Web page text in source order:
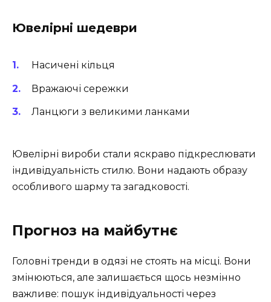
Ювелірні шедеври
Насичені кільця
Вражаючі сережки
Ланцюги з великими ланками
Ювелірні вироби стали яскраво підкреслювати
індивідуальність стилю. Вони надають образу
особливого шарму та загадковості.
Прогноз на майбутнє
Головні тренди в одязі не стоять на місці. Вони
змінюються, але залишається щось незмінно
важливе: пошук індивідуальності через